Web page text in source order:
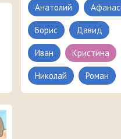
Анатолий
Борис Давид
Иван Кристина
Николай Роман